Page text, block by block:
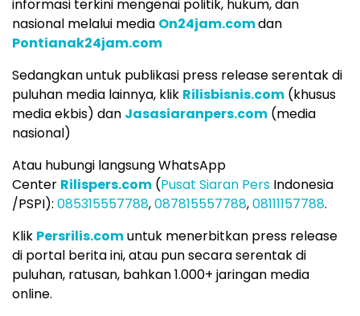
informasi terkini mengenai politik, hukum, dan
nasional melalui media On24jam.comdan
Pontianak24jam.com
Sedangkan untuk publikasi press release serentak di
puluhan media lainnya, klik Rilisbisnis.com (khusus
media ekbis) dan Jasasiaranpers.com (media
nasional)
Atau hubungi langsung WhatsApp
Center Rilispers.com (Pusat Siaran Pers Indonesia
/PSPI): 085315557788,087815557788,08111157788.
Klik Persrilis.comuntuk menerbitkan press release
di portal berita ini, atau pun secara serentak di
puluhan, ratusan, bahkan 1.000+ jaringan media
online.